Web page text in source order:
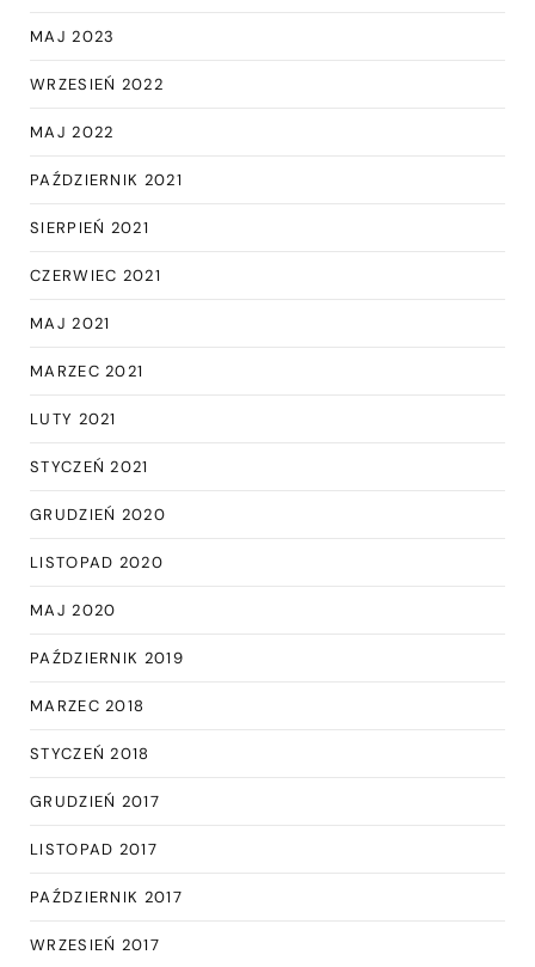
MAJ 2023
WRZESIEŃ 2022
MAJ 2022
PAŹDZIERNIK 2021
SIERPIEŃ 2021
CZERWIEC 2021
MAJ 2021
MARZEC 2021
LUTY 2021
STYCZEŃ 2021
GRUDZIEŃ 2020
LISTOPAD 2020
MAJ 2020
PAŹDZIERNIK 2019
MARZEC 2018
STYCZEŃ 2018
GRUDZIEŃ 2017
LISTOPAD 2017
PAŹDZIERNIK 2017
WRZESIEŃ 2017